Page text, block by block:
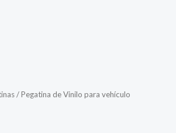
/ Pegatina de Vinilo para vehículo